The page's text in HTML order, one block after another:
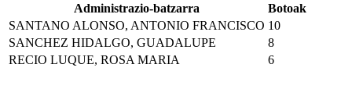
Administrazio-batzarra
Botoak
SANTANO ALONSO, ANTONIO FRANCISCO 10
SANCHEZ HIDALGO, GUADALUPE
8
RECIO LUQUE, ROSA MARIA
6